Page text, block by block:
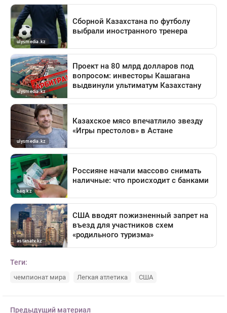
Теги:
чемпионат мира Легкая атлетика США
Предыдущий материал